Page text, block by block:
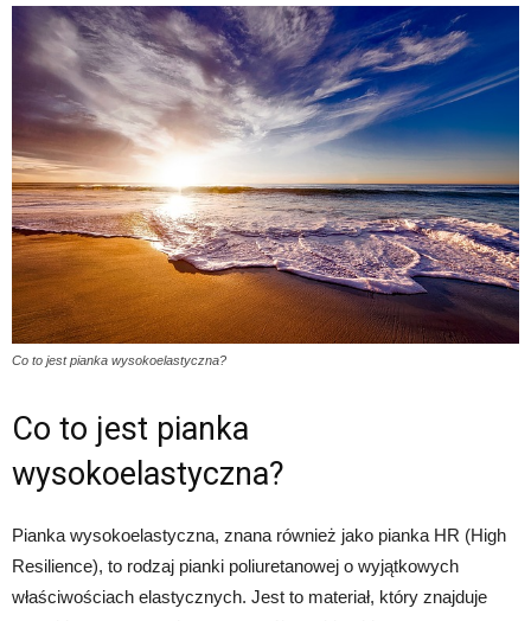
Co to jest pianka wysokoelastyczna?
Co to jest pianka
wysokoelastyczna?
Pianka wysokoelastyczna, znana również jako pianka HR (High
Resilience), to rodzaj pianki poliuretanowej o wyjątkowych
właściwościach elastycznych. Jest to materiał, który znajduje